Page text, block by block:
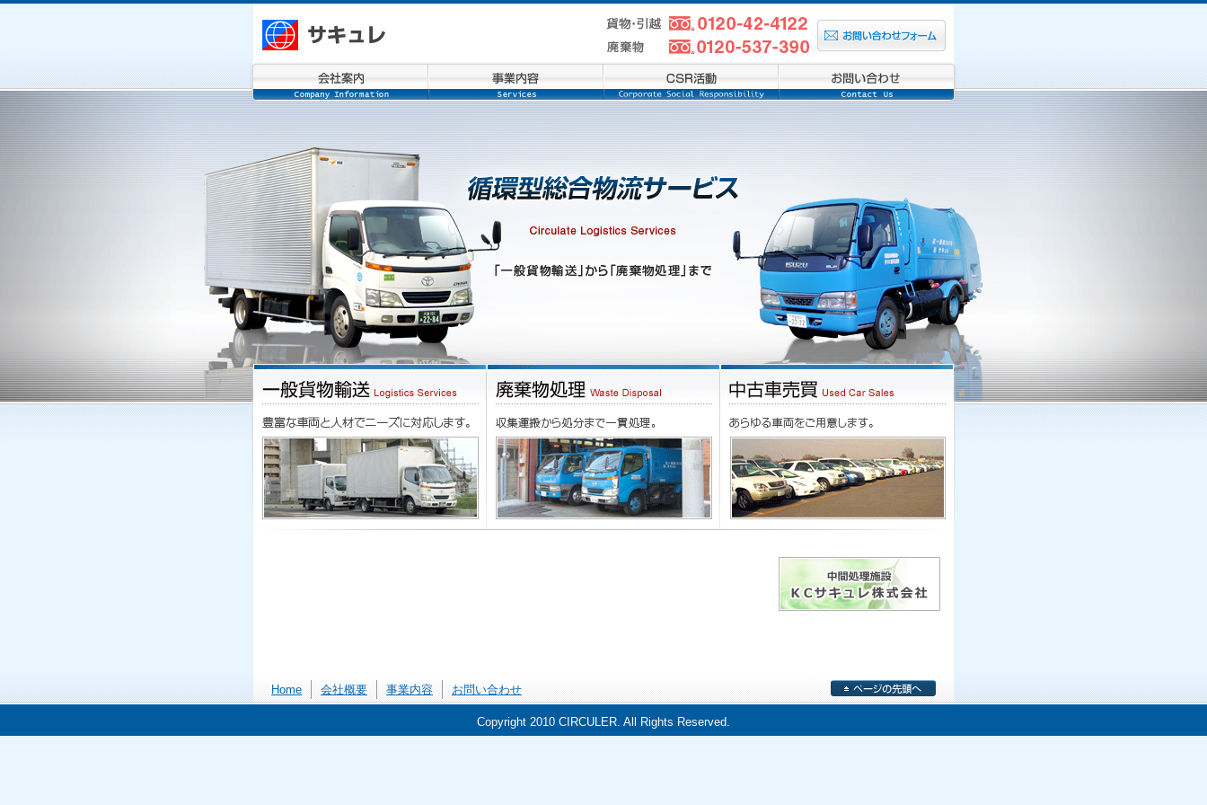
Home 会社概要 事業内容 お問い合わせ
Copyright 2010 CIRCULER. All Rights Reserved.